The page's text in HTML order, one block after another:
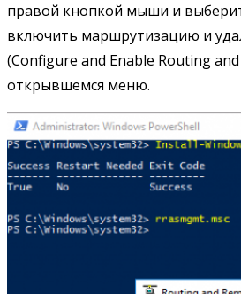
правой кнопкой мыши и
включить маршрутизацию и
(Configure and Enable Routing and
открывшемся меню.